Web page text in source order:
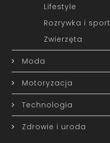
Lifestyle
Rozrywka i sport
Zwierzęta
Moda
Motoryzacja
Technologia
Zdrowie i uroda